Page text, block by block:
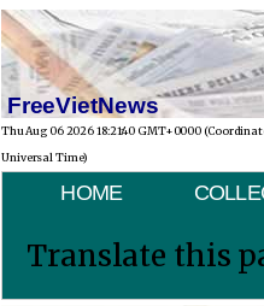
FreeVietNews
Thu Aug 06 2026 18:21:40 GMT+0000
Universal Time)
HOME
Translate this